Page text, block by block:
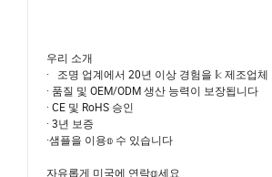
우리 소개
· 조명 업계에서 20년 이상 경험을 𝕜 제조업체
· 품질 및 OEM/ODM 생산 능력이 보장됩니다
· CE 및 RoHS 승인
· 3년 보증
·샘플을 이용𝕠 수 있습니다
자유롭게 미국에 연락𝕘세요